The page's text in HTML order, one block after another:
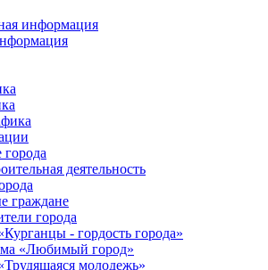
информация
города
деятельность
граждане
города
- гордость города»
«Любимый город»
молодежь»